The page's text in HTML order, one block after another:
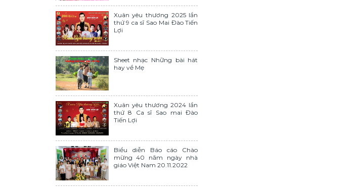
Xuân yêu thương 2025 lần
thứ 9 ca sĩ Sao Mai Đào Tiến
Lợi
Sheet nhạc Những bài hát
hay về Mẹ
Xuân yêu thương 2024 lần
thứ 8 Ca sĩ Sao mai Đào
Tiến Lợi
Biểu diễn Báo cáo Chào
mừng 40 năm ngày nhà
giáo Việt Nam 20.11.2022